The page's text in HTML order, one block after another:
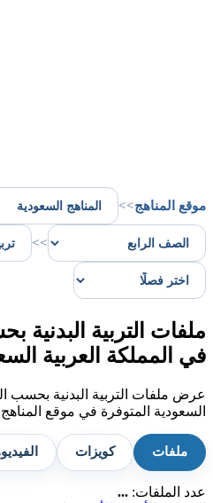
موقع المناهج>>
>>
ملفات التربية البدنية
في المملكة العربية
عرض ملفات التربية البدنية بحسب
السعودية المتوفرة في موقع
ملفات كويزات
عدد الملفات: ...